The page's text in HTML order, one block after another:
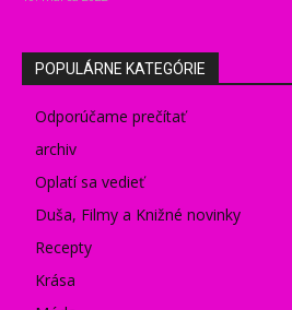
POPULÁRNE KATEGÓRIE
Odporúčame prečítať
archiv
Oplatí sa vedieť
Duša, Filmy a Knižné novinky
Recepty
Krása